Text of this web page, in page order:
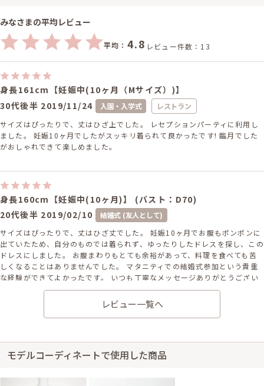
みなさまの平均レビュー
平均： 4.8 レビュー件数：13
身長161cm【妊娠中(10ヶ月（Mサイズ）)】
30代後半 2019/11/24 入園・入学式
レストラン
サイズはぴったりで、丈はひざ上でした。 レセプションパーティに利用し
ました。 妊娠10ヶ月でしたがスッキリ着られて良かったです! 臨月でした
がおしゃれできて楽しめました。
身長160cm【妊娠中(10ヶ月)】 (バスト：D70)
20代後半 2019/02/10
結婚式 (友人として)
サイズはぴったりで、丈はひざ丈でした。 妊娠10ヶ月でお腹もポンポンに
出ていたため、自分のものでは着られず、ゆったりしたドレスを探し、この
ドレスにしました。 お腹まわりもとても余裕があって、料理を食べても苦
しくなることはありませんでした。 マタニティでの結婚式参加という貴重
な経験ができてよかったです。 いつも丁寧なメッセージありがとうござい
ます! 読むの楽しみにしています＾-＾ マタニティ用のドレスステキなのが
あって良かったです。 また利用する機会がありましたら、利用させていた
身長166cm【妊娠中(7ヶ月(Mサイズ))】 (バスト：C70)
20代後半2019/01/13
レビュー一覧へ
モデルコーディネートで使用した商品